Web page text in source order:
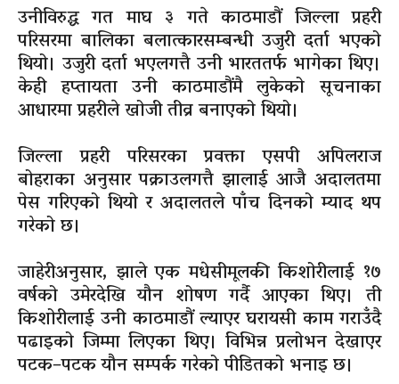
उनीविरुद्ध गत माघ ३ गते काठमाडौं जिल्ला प्रहरी
परिसरमा बालिका बलात्कारसम्बन्धी उजुरी दर्ता भएको
थियो। उजुरी दर्ता भएलगत्तै उनी भारततर्फ भागेका थिए।
केही हप्तायता उनी काठमाडौंमै लुकेको सूचनाका
आधारमा प्रहरीले खोजी तीव्र बनाएको थियो।
जिल्ला प्रहरी परिसरका प्रवक्ता एसपी अपिलराज
बोहराका अनुसार पक्राउलगत्तै झालाई आजै अदालतमा
पेस गरिएको थियो र अदालतले पाँच दिनको म्याद थप
गरेको छ।
जाहेरीअनुसार, झाले एक मधेसीमूलकी किशोरीलाई १७
वर्षको उमेरदेखि यौन शोषण गर्दै आएका थिए। ती
किशोरीलाई उनी काठमाडौं ल्याएर घरायसी काम गराउँदै
पढाइको जिम्मा लिएका थिए। विभिन्न प्रलोभन देखाएर
पटक–पटक यौन सम्पर्क गरेको पीडितको भनाइ छ।